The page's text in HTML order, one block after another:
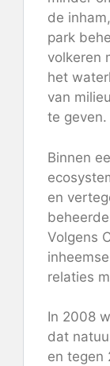
de
park
volkeren
het
van
te geven.
Binnen
en
Volgens
relaties
In 2008
dat
en tegen